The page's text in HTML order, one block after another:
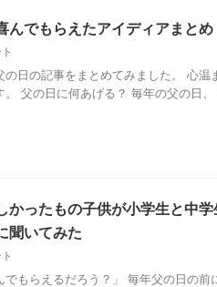
んでもらえたアイディアまとめ
の日の記事をまとめてみました。 心温
。 父の日に何あげる？ 毎年の父の日
かったもの子供が小学生と中
聞いてみた
でもらえるだろう？」 毎年父の日の前